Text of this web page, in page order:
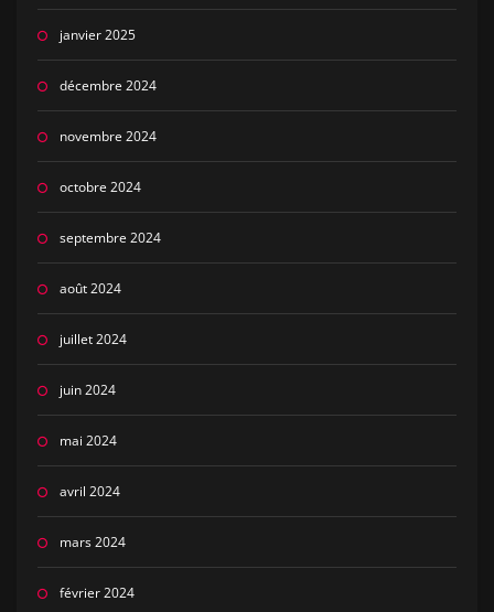
janvier 2025
décembre 2024
novembre 2024
octobre 2024
septembre 2024
août 2024
juillet 2024
juin 2024
mai 2024
avril 2024
mars 2024
février 2024